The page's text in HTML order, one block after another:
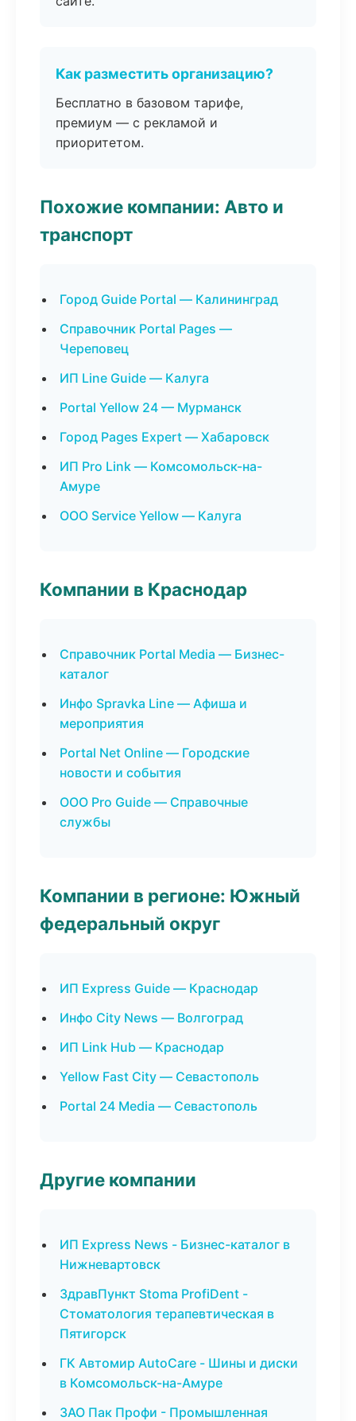
Как разместить организацию?
Бесплатно в базовом тарифе,
премиум — с рекламой и
приоритетом.
Похожие компании: Авто и
транспорт
Город Guide Portal — Калининград
Справочник Portal Pages —
Череповец
ИП Line Guide — Калуга
Portal Yellow 24 — Мурманск
Город Pages Expert — Хабаровск
ИП Pro Link — Комсомольск-на-
Амуре
ООО Service Yellow — Калуга
Компании в Краснодар
Справочник Portal Media — Бизнес-
каталог
Инфо Spravka Line — Афиша и
мероприятия
Portal Net Online — Городские
новости и события
ООО Pro Guide — Справочные
службы
Компании в регионе: Южный
федеральный округ
ИП Express Guide — Краснодар
Инфо City News — Волгоград
ИП Link Hub — Краснодар
Yellow Fast City — Севастополь
Portal 24 Media — Севастополь
Другие компании
ИП Express News - Бизнес-каталог в
Нижневартовск
ЗдравПункт Stoma ProfiDent -
Стоматология терапевтическая в
Пятигорск
ГК Автомир AutoCare - Шины и диски
в Комсомольск-на-Амуре
ЗАО Пак Профи - Промышленная